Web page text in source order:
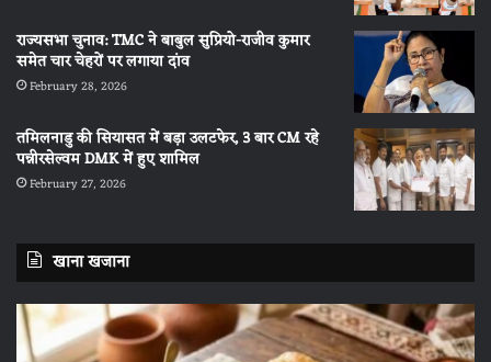
राज्यसभा चुनाव: TMC ने बाबुल सुप्रियो-राजीव कुमार
समेत चार चेहरों पर लगाया दांव
February 28, 2026
तमिलनाडु की सियासत में बड़ा उलटफेर, 3 बार CM रहे
पन्नीरसेल्वम DMK में हुए शामिल
February 27, 2026
खाना खजाना